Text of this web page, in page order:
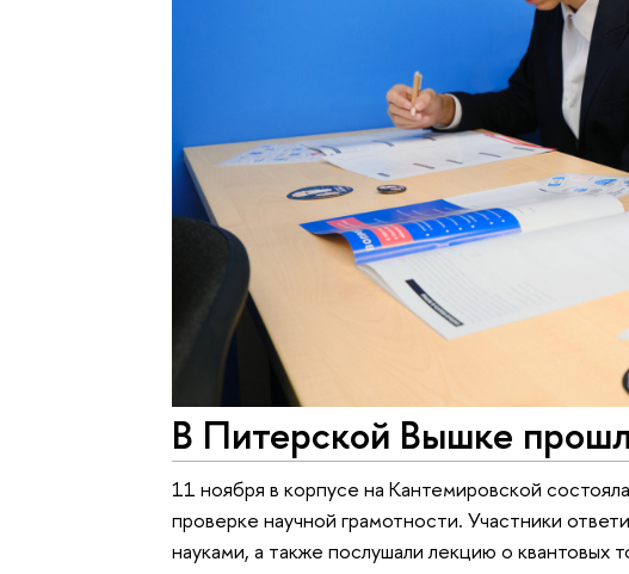
В Питерской Вышке
11 ноября в корпусе на Кантемировской
проверке научной грамотности. Участники
науками, а также послушали лекцию о квантовых